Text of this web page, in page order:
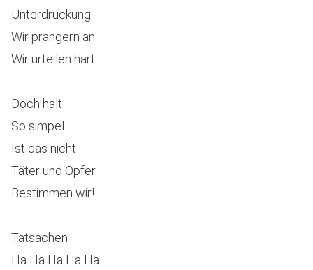
Unterdrückung
Wir prangern an
Wir urteilen hart
Doch halt
So simpel
Ist das nicht
Täter und Opfer
Bestimmen wir!
Tatsachen
Ha Ha Ha Ha Ha